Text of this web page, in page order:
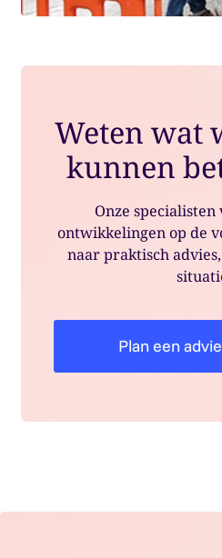
Weten wat
kunnen
Onze specialisten
ontwikkelingen op de
naar praktisch
Plan een